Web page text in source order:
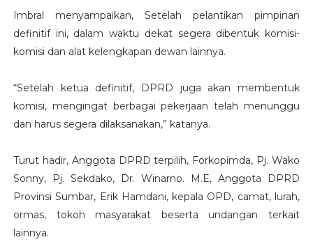
Imbral menyampaikan, Setelah pelantikan pimpinan
definitif ini, dalam waktu dekat segera dibentuk komisi-
komisi dan alat kelengkapan dewan lainnya.
“Setelah ketua definitif, DPRD juga akan membentuk
komisi, mengingat berbagai pekerjaan telah menunggu
dan harus segera dilaksanakan,” katanya.
Turut hadir, Anggota DPRD terpilih, Forkopimda, Pj. Wako
Sonny, Pj. Sekdako, Dr. Winarno. M.E, Anggota DPRD
Provinsi Sumbar, Erik Hamdani, kepala OPD, camat, lurah,
ormas, tokoh masyarakat beserta undangan terkait
lainnya.